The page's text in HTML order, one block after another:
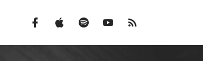
FacebookiTunes Spotify Canal